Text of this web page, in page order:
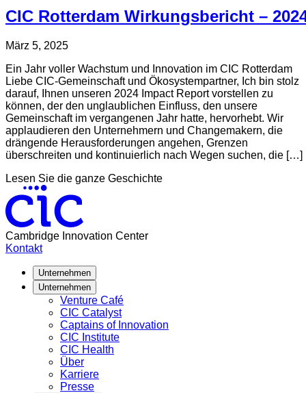
CIC Rotterdam Wirkungsbericht –
Verfasst
März 5, 2025Aktualisiert
Mai
30,
2025
Ein Jahr voller Wachstum und Innovation im CIC Rotterdam
Liebe CIC-Gemeinschaft und Ökosystempartner, Ich bin stolz
darauf, Ihnen unseren 2024 Impact Report vorstellen zu
können, der den unglaublichen Einfluss, den unsere
Gemeinschaft im vergangenen Jahr hatte, hervorhebt. Wir
applaudieren den Unternehmern und Changemakern, die
drängende Herausforderungen angehen, Grenzen
überschreiten und kontinuierlich nach Wegen suchen, die […]
Lesen Sie die ganze Geschichteabout
Cambridge Innovation Center
Kontakt
Unternehmen
Unternehmen
Venture Café
CIC Catalyst
Captains of Innovation
CIC Institute
CIC Health
Über
Karriere
Presse